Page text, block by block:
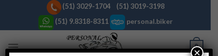
content
(51) 3029-1704 (51) 3019-3198
(51) 9.8318-8311
personal.biker
0
×